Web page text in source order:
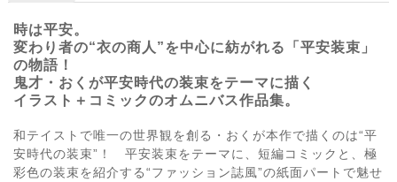
時は平安。
変わり者の“衣の商人”を中心に紡がれる「平安装束」
の物語！
鬼才・おくが平安時代の装束をテーマに描く
イラスト＋コミックのオムニバス作品集。
和テイストで唯一の世界観を創る・おくが本作で描くのは“平
安時代の装束”！ 平安装束をテーマに、短編コミックと、極
彩色の装束を紹介する“ファッション誌風”の紙面パートで魅せ